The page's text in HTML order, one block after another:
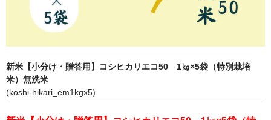
エコ50認証米
各種情報
送料及び代引手数料
特定商取引法に基づく表示
新米【小分け・贈答用】コシヒカリエコ50 1㎏×5袋（特別栽培
米）無洗米
(koshi-hikari_em1kgx5)